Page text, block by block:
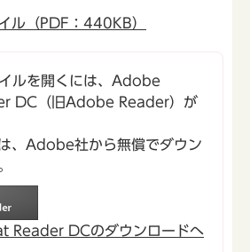
ル（PDF：440KB）
ルを開くには、Adobe
DC（旧Adobe Reader）が
、Adobe社から無償でダウン
Reader DCのダウンロードへ